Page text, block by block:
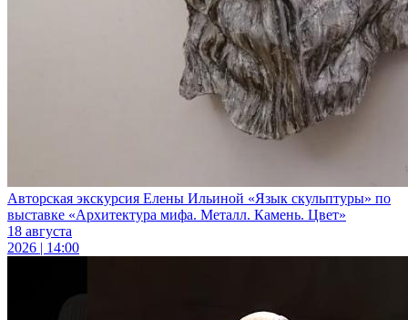
Авторская экскурсия Елены Ильиной «Язык скульптуры» по
выставке «Архитектура мифа. Металл. Камень. Цвет»
18 августа
2026 | 14:00